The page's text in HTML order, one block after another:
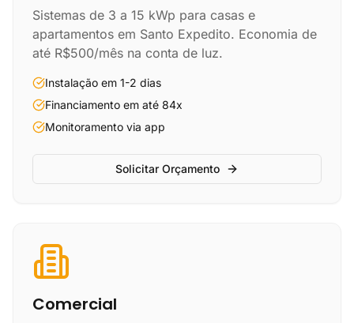
Sistemas de 3 a 15 kWp para casas e
apartamentos em Santo Expedito. Economia de
até R$500/mês na conta de luz.
Instalação em 1-2 dias
Financiamento em até 84x
Monitoramento via app
Solicitar Orçamento
Comercial